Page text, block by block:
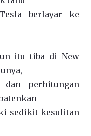
berlayar ke
itu tiba di New
dan perhitungan
sedikit kesulitan